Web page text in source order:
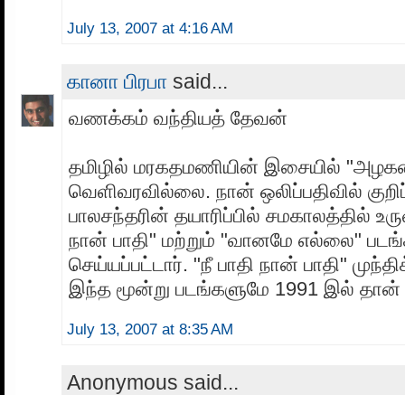
July 13, 2007 at 4:16 AM
கானா பிரபா said...
வணக்கம் வந்தியத் தேவன்
தமிழில் மரகதமணியின் இசையில்
வெளிவரவில்லை. நான் ஒலிப்பதிவில்
பாலசந்தரின் தயாரிப்பில் சமகாலத்தில்
நான் பாதி" மற்றும் "வானமே எல்லை"
செய்யப்பட்டார். "நீ பாதி நான் பாதி"
இந்த மூன்று படங்களுமே 1991 இல்
July 13, 2007 at 8:35 AM
Anonymous said...